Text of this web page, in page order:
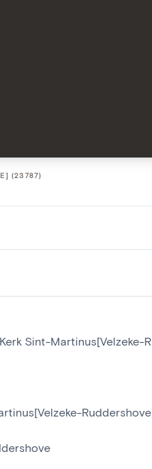
(23787)
Sint-Martinus[Velzeke-